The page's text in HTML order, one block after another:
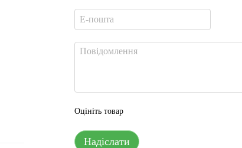
Оцініть товар
Надіслати